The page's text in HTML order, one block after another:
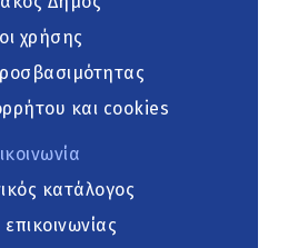
χρήσης
και cookies
κατάλογος